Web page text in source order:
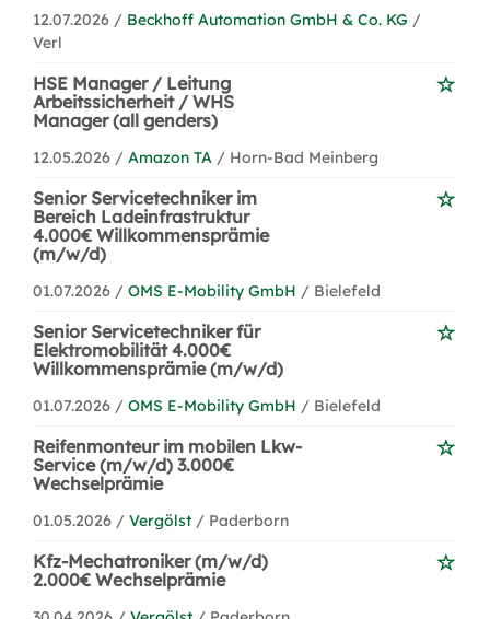
12.07.2026 / Beckhoff Automation GmbH & Co. KG /
Verl
HSE Manager / Leitung
Arbeitssicherheit / WHS
Manager (all genders)
12.05.2026 / Amazon TA / Horn-Bad Meinberg
Senior Servicetechniker im
Bereich Ladeinfrastruktur
4.000€ Willkommensprämie
(m/w/d)
01.07.2026 / OMS E-Mobility GmbH / Bielefeld
Senior Servicetechniker für
Elektromobilität 4.000€
Willkommensprämie (m/w/d)
01.07.2026 / OMS E-Mobility GmbH / Bielefeld
Reifenmonteur im mobilen Lkw-
Service (m/w/d) 3.000€
Wechselprämie
01.05.2026 / Vergölst / Paderborn
Kfz-Mechatroniker (m/w/d)
2.000€ Wechselprämie